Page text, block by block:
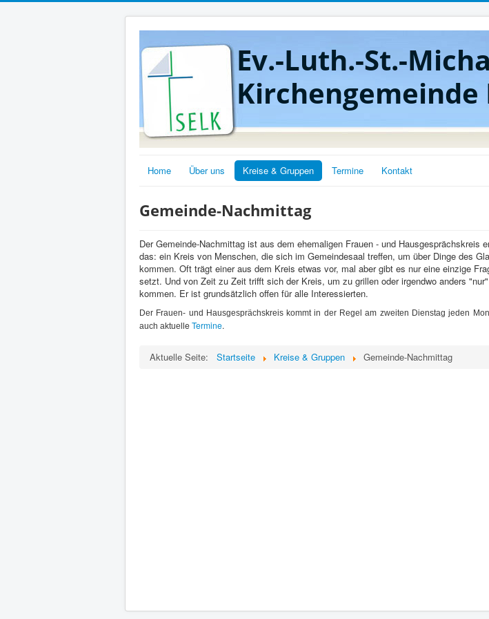
Ev.-Luth.-St.-
Home Über uns Kreise & Gruppen Termine Kontakt
Gemeinde-Nachmittag
Der Gemeinde-Nachmittag ist aus dem ehemaligen Frauen - und Hausgesprächskreis
das: ein Kreis von Menschen, die sich im Gemeindesaal treffen, um über Dinge des
kommen. Oft trägt einer aus dem Kreis etwas vor, mal aber gibt es nur eine einzige
setzt. Und von Zeit zu Zeit trifft sich der Kreis, um zu grillen oder irgendwo anders
kommen. Er ist grundsätzlich offen für alle Interessierten.
Der Frauen- und Hausgesprächskreis kommt in der Regel am zweiten Dienstag jeden
auch aktuell eTermine.
Aktuelle Seite: Startseite Kreise & Gruppen Gemeinde-Nachmittag